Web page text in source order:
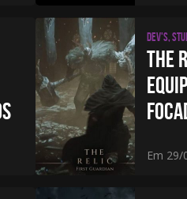
Dev's,
THE
Em 29/